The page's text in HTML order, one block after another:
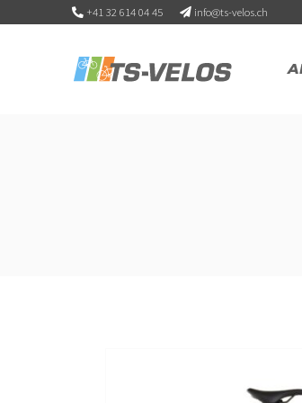
+41 32 614 04 45 info@ts-velos.ch